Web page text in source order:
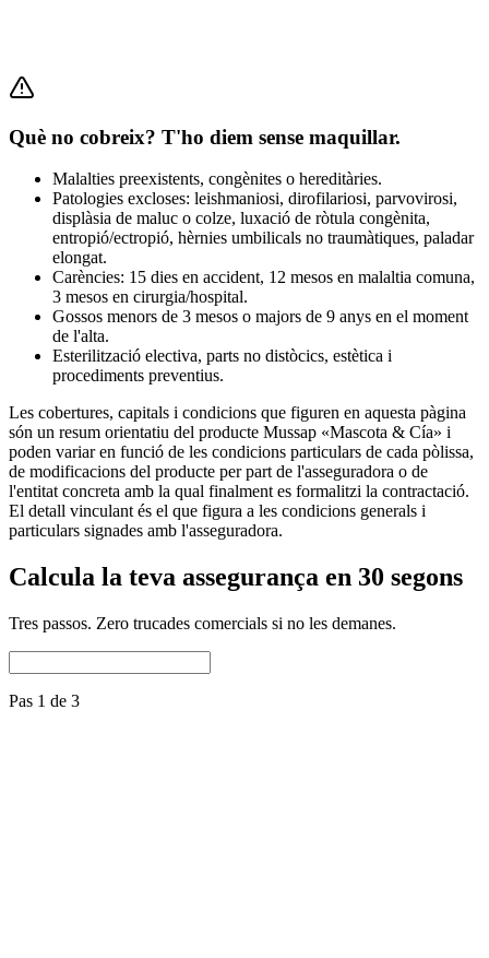
Què no cobreix? T'ho diem sense maquillar.
Malalties preexistents, congènites o hereditàries.
Patologies excloses: leishmaniosi, dirofilariosi, parvovirosi,
displàsia de maluc o colze, luxació de ròtula congènita,
entropió/ectropió, hèrnies umbilicals no traumàtiques, paladar
elongat.
Carències: 15 dies en accident, 12 mesos en malaltia comuna,
3 mesos en cirurgia/hospital.
Gossos menors de 3 mesos o majors de 9 anys en el moment
de l'alta.
Esterilització electiva, parts no distòcics, estètica i
procediments preventius.
Les cobertures, capitals i condicions que figuren en aquesta pàgina
són un resum orientatiu del producte Mussap «Mascota & Cía» i
poden variar en funció de les condicions particulars de cada pòlissa,
de modificacions del producte per part de l'asseguradora o de
l'entitat concreta amb la qual finalment es formalitzi la contractació.
El detall vinculant és el que figura a les condicions generals i
particulars signades amb l'asseguradora.
Calcula la teva assegurança en 30 segons
Tres passos. Zero trucades comercials si no les demanes.
Pas 1 de 3